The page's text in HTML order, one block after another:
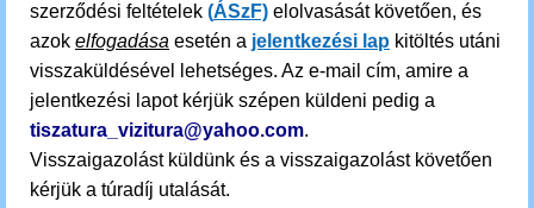
szerződési feltételek (ÁSzF) elolvasását követően, és
azok elfogadása esetén a jelentkezési lap kitöltés utáni
visszaküldésével lehetséges. Az e-mail cím, amire a
jelentkezési lapot kérjük szépen küldeni pedig a
tiszatura_vizitura@yahoo.com.
Visszaigazolást küldünk és a visszaigazolást követően
kérjük a túradíj utalását.